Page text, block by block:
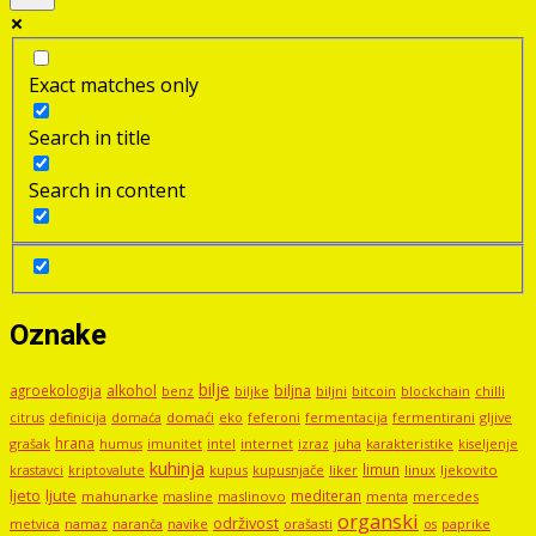
Exact matches only
Search in title
Search in content
Oznake
agroekologija alkohol benz bilje biljke biljna biljni bitcoin blockchain chilli
citrus definicija domaća domaći eko feferoni fermentacija fermentirani gljive
grašak hrana humus imunitet intel internet izraz juha karakteristike kiseljenje
krastavci kriptovalute kuhinja kupus kupusnjače liker limun linux ljekovito
ljeto ljute mahunarke masline maslinovo mediteran menta mercedes
metvica namaz naranča navike održivost orašasti organski os paprike